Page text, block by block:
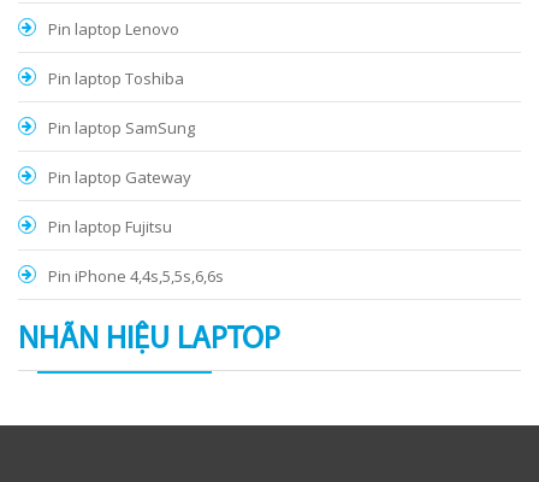
Pin laptop Lenovo
Pin laptop Toshiba
Pin laptop SamSung
Pin laptop Gateway
Pin laptop Fujitsu
Pin iPhone 4,4s,5,5s,6,6s
NHÃN HIỆU LAPTOP